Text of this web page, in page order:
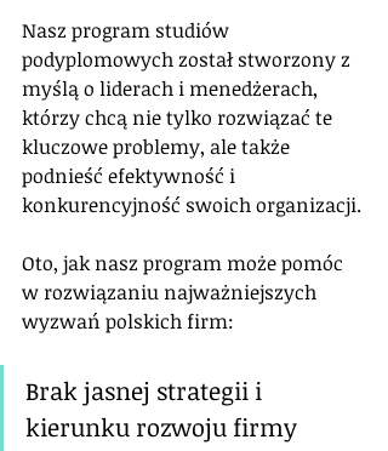
Nasz program studiów
podyplomowych został stworzony z
myślą o liderach i menedżerach,
którzy chcą nie tylko rozwiązać te
kluczowe problemy, ale także
podnieść efektywność i
konkurencyjność swoich organizacji.
Oto, jak nasz program może pomóc
w rozwiązaniu najważniejszych
wyzwań polskich firm:
Brak jasnej strategii i
kierunku rozwoju firmy